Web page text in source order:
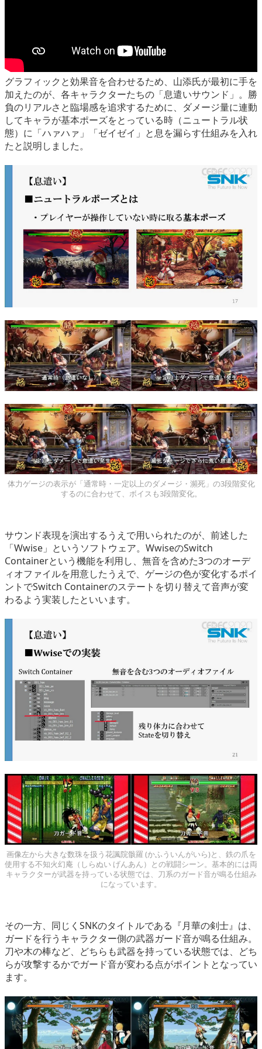
グラフィックと効果音を合わせるため、山添氏が最初に手を
加えたのが、各キャラクターたちの「息遣いサウンド」。勝
負のリアルさと臨場感を追求するために、ダメージ量に連動
してキャラが基本ポーズをとっている時（ニュートラル状
態）に「ハァハァ」「ゼイゼイ」と息を漏らす仕組みを入れ
たと説明しました。
体力ゲージの表示が「通常時・一定以上のダメージ・瀕死」の3段階変化
するのに合わせて、ボイスも3段階変化。
サウンド表現を演出するうえで用いられたのが、前述した
「Wwise」というソフトウェア。WwiseのSwitch
Containerという機能を利用し、無音を含めた3つのオーデ
ィオファイルを用意したうえで、ゲージの色が変化するポイ
ントでSwitch Containerのステートを切り替えて音声が変
わるよう実装したといいます。
画像左から大きな数珠を扱う花諷院骸羅 (かふういんがいら)と、鉄の爪を
使用する不知火幻庵（しらぬい げんあん）との戦闘シーン。基本的には両
キャラクターが武器を持っている状態では、刀系のガード音が鳴る仕組み
になっています。
その一方、同じくSNKのタイトルである『月華の剣士』は、
ガードを行うキャラクター側の武器ガード音が鳴る仕組み。
刀や木の棒など、どちらも武器を持っている状態では、どち
らが攻撃するかでガード音が変わる点がポイントとなってい
ます。